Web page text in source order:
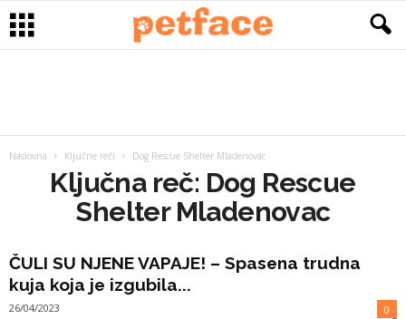
Naslovna Ključne reči Dog Rescue Shelter Mladenovac
Ključna reč: Dog Rescue
Shelter Mladenovac
ČULI SU NJENE VAPAJE! – Spasena trudna
kuja koja je izgubila...
26/04/2023 0